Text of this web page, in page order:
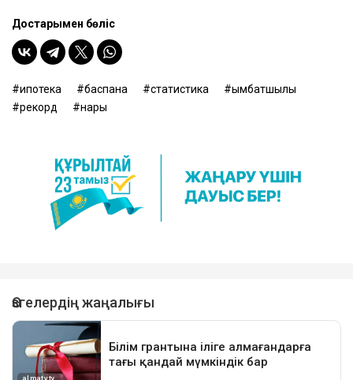
Достарыңмен бөліс
ипотека баспана статистика
қымбатшылық
рекорд
нарық